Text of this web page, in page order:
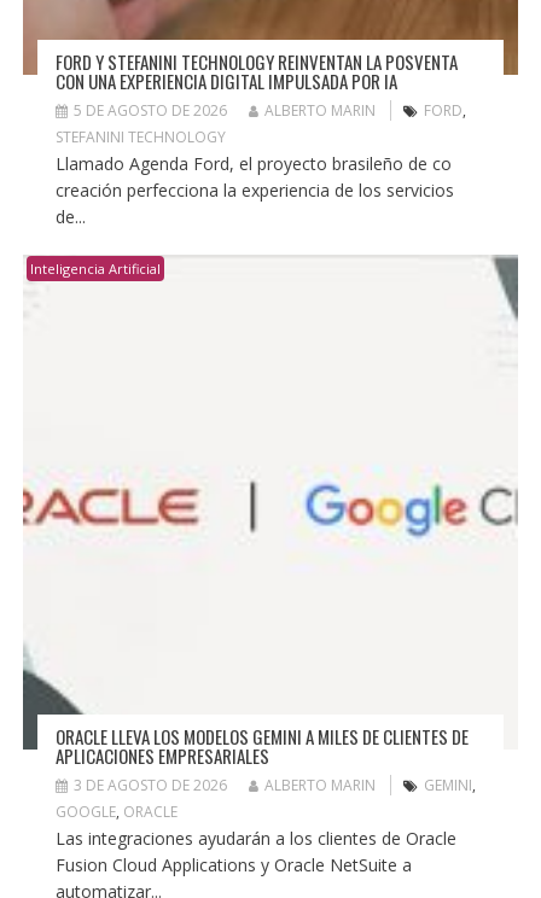
FORD Y STEFANINI TECHNOLOGY REINVENTAN LA POSVENTA
CON UNA EXPERIENCIA DIGITAL IMPULSADA POR IA
5 DE AGOSTO DE 2026 ALBERTO MARIN FORD,
STEFANINI TECHNOLOGY
Llamado Agenda Ford, el proyecto brasileño de co
creación perfecciona la experiencia de los servicios
de...
Inteligencia Artificial
ORACLE LLEVA LOS MODELOS GEMINI A MILES DE CLIENTES DE
APLICACIONES EMPRESARIALES
3 DE AGOSTO DE 2026 ALBERTO MARIN GEMINI,
GOOGLE, ORACLE
Las integraciones ayudarán a los clientes de Oracle
Fusion Cloud Applications y Oracle NetSuite a
automatizar...